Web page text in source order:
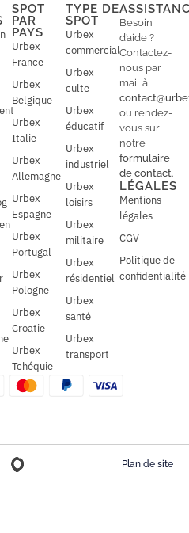
SPOT
PAR
PAYS
Urbex
France
Urbex
Belgique
Urbex
Italie
Urbex
Allemagne
Urbex
Espagne
Urbex
Portugal
Urbex
Pologne
Urbex
Croatie
Urbex
Tchéquie
TYPE DE
SPOT
Urbex
commercial
Urbex
culte
Urbex
éducatif
Urbex
industriel
Urbex
loisirs
Urbex
militaire
Urbex
résidentiel
Urbex
santé
Urbex
transport
Besoin
d’aide ?
Contactez-
nous par
mail à
ou rendez-
vous sur
notre
formulaire
de contact.
LÉGALES
Mentions
légales
CGV
Politique de
confidentialité
Plan de site